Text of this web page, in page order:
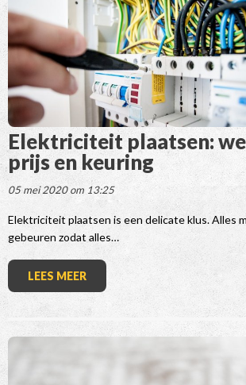
Elektriciteit plaatsen:
prijs en keuring
05 mei 2020 om 13:25
Elektriciteit plaatsen is een delicate klus. Alles
gebeuren zodat alles…
LEES MEER